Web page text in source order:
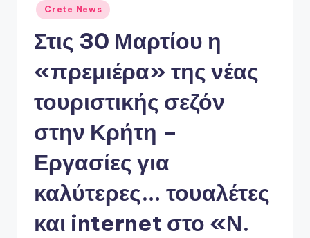
Αναρτήθηκε
σε
Crete News
Στις 30 Μαρτίου η
«πρεμιέρα» της νέας
τουριστικής σεζόν
στην Κρήτη –
Εργασίες για
καλύτερες… τουαλέτες
και internet στο «Ν.